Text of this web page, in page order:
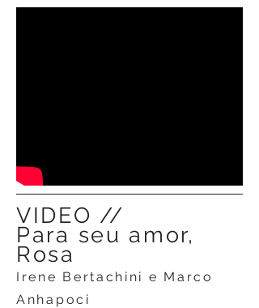
VIDEO //
Para seu amor,
Rosa
Irene Bertachini e Marco
Anhapoci